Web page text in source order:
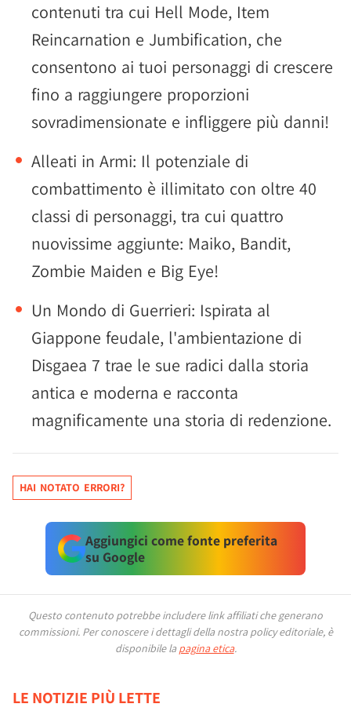
contenuti tra cui Hell Mode, Item
Reincarnation e Jumbification, che
consentono ai tuoi personaggi di crescere
fino a raggiungere proporzioni
sovradimensionate e infliggere più danni!
Alleati in Armi: Il potenziale di
combattimento è illimitato con oltre 40
classi di personaggi, tra cui quattro
nuovissime aggiunte: Maiko, Bandit,
Zombie Maiden e Big Eye!
Un Mondo di Guerrieri: Ispirata al
Giappone feudale, l'ambientazione di
Disgaea 7 trae le sue radici dalla storia
antica e moderna e racconta
magnificamente una storia di redenzione.
HAI NOTATO ERRORI?
Aggiungici come fonte preferita
su Google
Questo contenuto potrebbe includere link affiliati che generano
commissioni. Per conoscere i dettagli della nostra policy editoriale, è
disponibile la pagina etica.
LE NOTIZIE PIÙ LETTE